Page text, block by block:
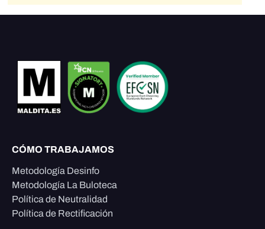
CÓMO TRABAJAMOS
Metodología Desinfo
Metodología La Buloteca
Política de Neutralidad
Política de Rectificación